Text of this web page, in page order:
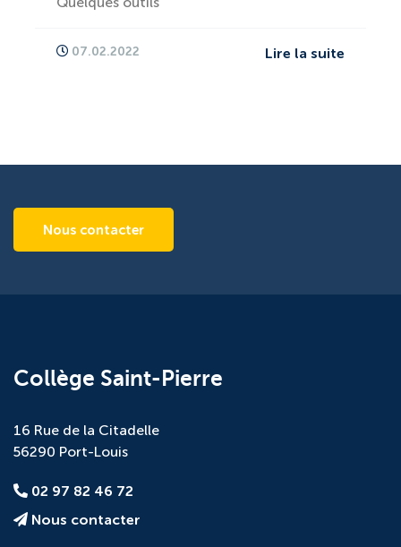
07.02.2022 Lire la suite
Nous contacter
Collège Saint-Pierre
16 Rue de la Citadelle
56290 Port-Louis
02 97 82 46 72
Nous contacter